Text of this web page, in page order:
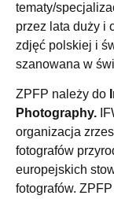
tematy/
przez lata duży i
zdjęć polskiej i
szanowana w
ZPFP należy do
Photography.
organizacja
fotografów
europejskich
fotografów.